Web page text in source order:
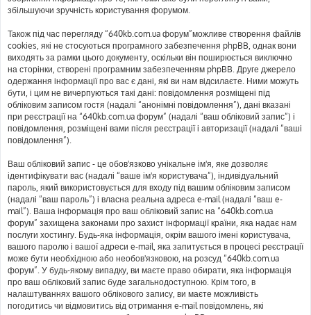
збільшуючи зручність користування форумом.
Також під час перегляду “640kb.com.ua форум”можливе створення файлів
cookies, які не стосуються програмного забезпечення phpBB, однак вони
виходять за рамки цього документу, оскільки він поширюється виключно
на сторінки, створені програмним забезпеченням phpBB. Друге джерело
одержання інформації про вас є дані, які ви нам відсилаєте. Ними можуть
бути, і цим не вичерпуються такі дані: повідомлення розміщені під
обліковим записом гостя (надалі “анонімні повідомлення”), дані вказані
при реєстрації на “640kb.com.ua форум” (надалі “ваш обліковий запис”) і
повідомлення, розміщені вами після реєстрації і авторизації (надалі “ваші
повідомлення”).
Ваш обліковий запис - це обов'язково унікальне ім'я, яке дозволяє
ідентифікувати вас (надалі “ваше ім'я користувача”), індивідуальний
пароль, який використовується для входу під вашим обліковим записом
(надалі “ваш пароль”) і власна реальна адреса e-mail (надалі “ваш e-
mail”). Ваша інформація про ваш обліковий запис на “640kb.com.ua
форум” захищена законами про захист інформації країни, яка надає нам
послуги хостингу. Будь-яка інформація, окрім вашого імені користувача,
вашого паролю і вашої адреси e-mail, яка запитується в процесі реєстрації
може бути необхідною або необов'язковою, на розсуд “640kb.com.ua
форум”. У будь-якому випадку, ви маєте право обирати, яка інформація
про ваш обліковий запис буде загальнодоступною. Крім того, в
налаштуваннях вашого облікового запису, ви маєте можливість
погодитись чи відмовитись від отримання e-mail повідомлень, які